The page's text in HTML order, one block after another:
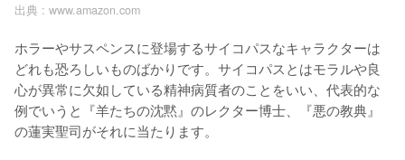
出典 : www.amazon.com
ホラーやサスペンスに登場するサイコパスなキャラクターは
どれも恐ろしいものばかりです。サイコパスとはモラルや良
心が異常に欠如している精神病質者のことをいい、代表的な
例でいうと『羊たちの沈黙』のレクター博士、『悪の教典』
の蓮実聖司がそれに当たります。